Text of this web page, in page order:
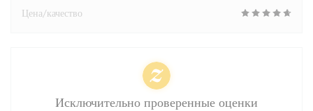
Цена/качество
Исключительно проверенные оценки